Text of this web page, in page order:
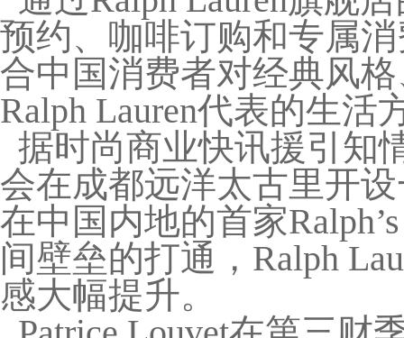
预约、咖啡订购和专属
合中国消费者对经典风
Ralph Lauren代表的生活
据时尚商业快讯援引知
会在成都远洋太古里开
在中国内地的首家
间壁垒的打通，Ralph
感大幅提升。